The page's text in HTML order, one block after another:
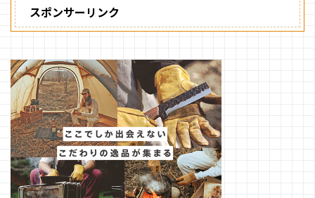
スポンサーリンク